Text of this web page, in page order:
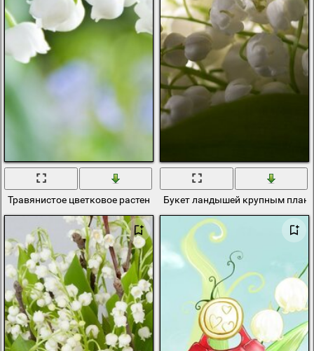
Травянистое цветковое растение - ЛандышБукет ландышей крупным